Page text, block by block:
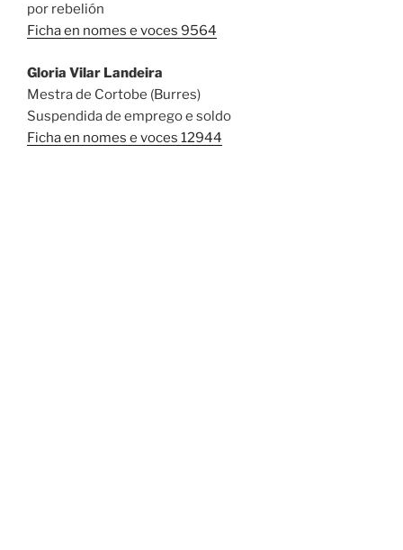
por rebelión
Ficha en nomes e voces 9564
Gloria Vilar Landeira
Mestra de Cortobe (Burres)
Suspendida de emprego e soldo
Ficha en nomes e voces 12944